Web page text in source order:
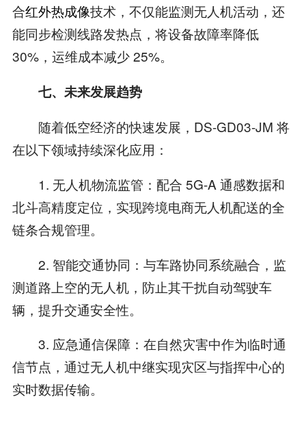
合红外热成像技术，不仅能监测无人机活动，还
能同步检测线路发热点，将设备故障率降低
30%，运维成本减少 25%。
七、未来发展趋势
随着低空经济的快速发展，DS-GD03-JM 将
在以下领域持续深化应用：
1. 无人机物流监管：配合 5G-A 通感数据和
北斗高精度定位，实现跨境电商无人机配送的全
链条合规管理。
2. 智能交通协同：与车路协同系统融合，监
测道路上空的无人机，防止其干扰自动驾驶车
辆，提升交通安全性。
3. 应急通信保障：在自然灾害中作为临时通
信节点，通过无人机中继实现灾区与指挥中心的
实时数据传输。